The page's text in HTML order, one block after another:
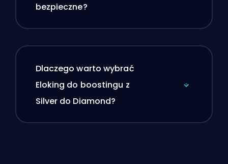
bezpieczne?
Dlaczego warto wybrać
Eloking do boostingu z
Silver do Diamond?